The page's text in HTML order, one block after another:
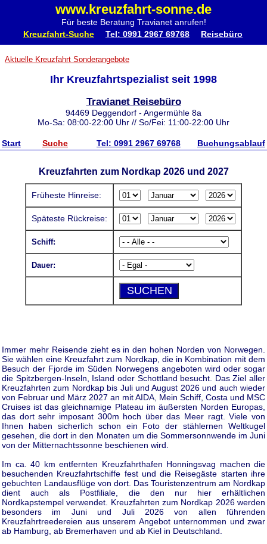
www.kreuzfahrt-sonne.de
Für beste Beratung Travianet anrufen!
Kreuzfahrt-Suche Tel: 0991 2967 69768 Reisebüro
Aktuelle Kreuzfahrt Sonderangebote
Ihr Kreuzfahrtspezialist seit 1998
Travianet Reisebüro
94469 Deggendorf - Angermühle 8a
Mo-Sa: 08:00-22:00 Uhr // So/Fei: 11:00-22:00 Uhr
Start Suche Tel: 0991 2967 69768 Buchungsablauf
Kreuzfahrten zum Nordkap 2026 und 2027
Früheste Hinreise:
Späteste Rückreise:
Schiff:
Dauer:
Immer mehr Reisende zieht es in den hohen Norden von Norwegen.
Sie wählen eine Kreuzfahrt zum Nordkap, die in Kombination mit dem
Besuch der Fjorde im Süden Norwegens angeboten wird oder sogar
die Spitzbergen-Inseln, Island oder Schottland besucht. Das Ziel aller
Kreuzfahrten zum Nordkap bis Juli und August 2026 und auch wieder
von Februar und März 2027 an mit AIDA, Mein Schiff, Costa und MSC
Cruises ist das gleichnamige Plateau im äußersten Norden Europas,
das dort sehr imposant 300m hoch über das Meer ragt. Viele von
Ihnen haben sicherlich schon ein Foto der stählernen Weltkugel
gesehen, die dort in den Monaten um die Sommersonnwende im Juni
von der Mitternachtssonne beschienen wird.
Im ca. 40 km entfernten Kreuzfahrthafen Honningsvag machen die
besuchenden Kreuzfahrtschiffe fest und die Reisegäste starten ihre
gebuchten Landausflüge von dort. Das Touristenzentrum am Nordkap
dient auch als Postfiliale, die den nur hier erhältlichen
Nordkapstempel verwendet. Kreuzfahrten zum Nordkap 2026 werden
besonders im Juni und Juli 2026 von allen führenden
Kreuzfahrtreedereien aus unserem Angebot unternommen und zwar
ab Hamburg, ab Bremerhaven und ab Kiel in Deutschland.